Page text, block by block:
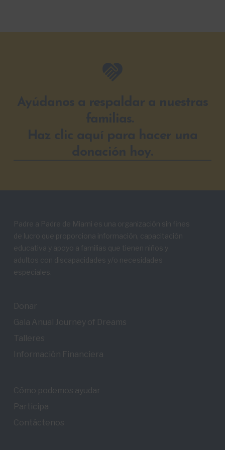
Ayúdanos a respaldar a nuestras
familias.
Haz clic aquí para hacer una
donación hoy.
Padre a Padre de Miami es una organización sin fines
de lucro que proporciona información, capacitación
educativa y apoyo a familias que tienen niños y
adultos con discapacidades y/o necesidades
especiales.
Donar
Gala Anual Journey of Dreams
Talleres
Información Financiera
Cómo podemos ayudar
Participa
Contáctenos